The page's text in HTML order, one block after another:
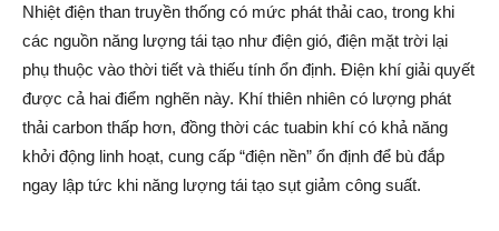
Nhiệt điện than truyền thống có mức phát thải cao, trong khi
các nguồn năng lượng tái tạo như điện gió, điện mặt trời lại
phụ thuộc vào thời tiết và thiếu tính ổn định. Điện khí giải quyết
được cả hai điểm nghẽn này. Khí thiên nhiên có lượng phát
thải carbon thấp hơn, đồng thời các tuabin khí có khả năng
khởi động linh hoạt, cung cấp “điện nền” ổn định để bù đắp
ngay lập tức khi năng lượng tái tạo sụt giảm công suất.